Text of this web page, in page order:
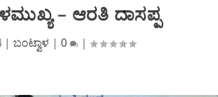
– ಆರತಿ ದಾಸಪ್ಪ
|ಬಂಟ್ವಾಳ |0 |